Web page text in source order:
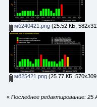
мб240421.png(25.52 КБ,
мб25421.png(25.77 КБ,
« Последнее редактирование: 25